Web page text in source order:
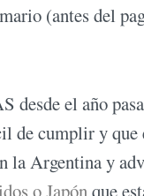
(antes del
desde el año
de cumplir y
la Argentina y
o Japónque